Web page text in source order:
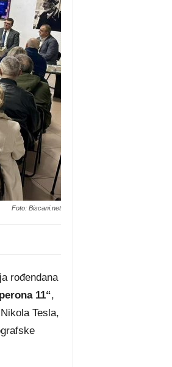
Foto: Biscani.net
rođendana
11“,
Tesla,